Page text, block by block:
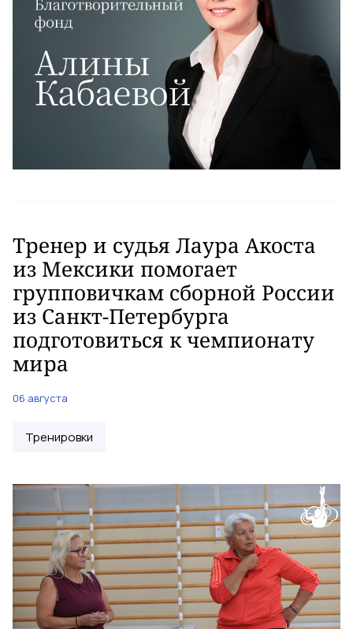
Тренер и судья Лаура Акоста
из Мексики помогает
групповичкам сборной России
из Санкт-Петербурга
подготовиться к чемпионату
мира
06 августа
Тренировки